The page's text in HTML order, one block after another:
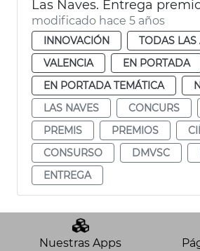
Las Naves. Entrega
modificado hace 5 años
INNOVACIÓN
TODAS LAS
VALENCIA
EN PORTADA
EN PORTADA TEMÁTICA
LAS NAVES
CONCURS
PREMIS
PREMIOS
CONSURSO
DMVSC
ENTREGA
Nuestras Apps